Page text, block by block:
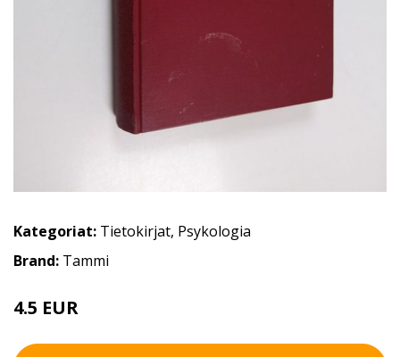
Kategoriat: Tietokirjat, Psykologia
Brand: Tammi
4.5 EUR